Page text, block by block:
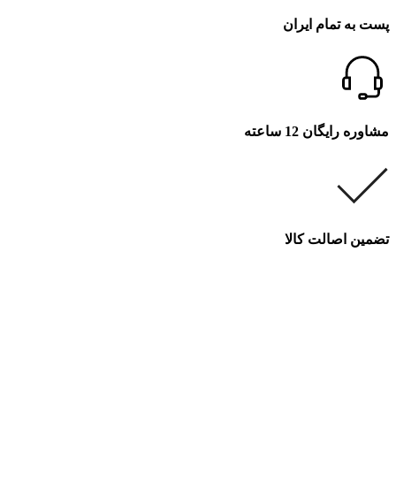
پست به تمام ایران
مشاوره رایگان 12 ساعته
تضمین اصالت کالا